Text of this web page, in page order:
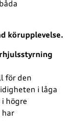
körupplevelse.
för den
i låga
högre
har